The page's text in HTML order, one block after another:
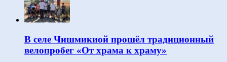
В селе Чишмикиой прошёл традиционный
велопробег «От храма к храму»